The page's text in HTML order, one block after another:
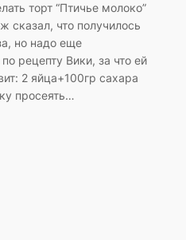
торт “Птичье молоко”
сказал, что получилось
но надо еще
рецепту Вики, за что ей
2 яйца+100гр сахара
просеять…